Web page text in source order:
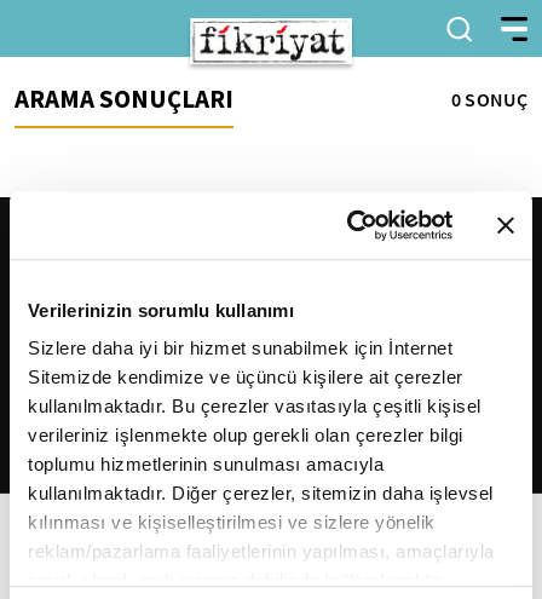
Verilerinizin sorumlu kullanımı
Sizlere daha iyi bir hizmet sunabilmek için İnternet
Sitemizde kendimize ve üçüncü kişilere ait çerezler
kullanılmaktadır. Bu çerezler vasıtasıyla çeşitli kişisel
verileriniz işlenmekte olup gerekli olan çerezler bilgi
toplumu hizmetlerinin sunulması amacıyla
kullanılmaktadır. Diğer çerezler, sitemizin daha işlevsel
kılınması ve kişiselleştirilmesi ve sizlere yönelik
reklam/pazarlama faaliyetlerinin yapılması, amaçlarıyla
ARAMA SONUÇLARI 0 SONUÇ
2026Fikriyat. Tüm hakları saklıdır.